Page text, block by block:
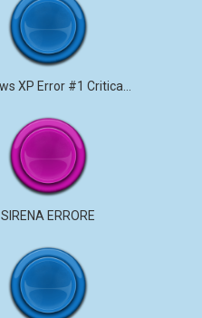
SIRENA ERRORE